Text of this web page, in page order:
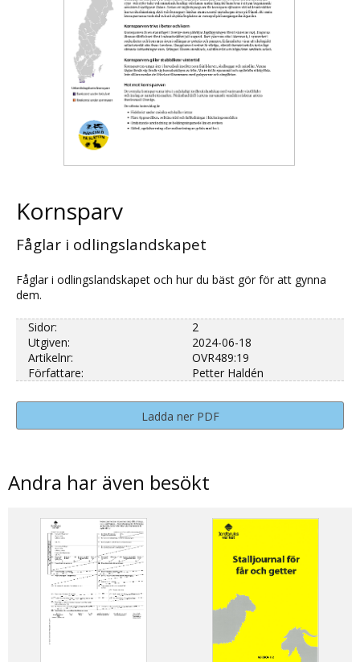
Kornsparv
Fåglar i odlingslandskapet
Fåglar i odlingslandskapet och hur du bäst gör för att gynna
dem.
Ladda ner PDF
Sidor:
2
Utgiven:
2024-06-18
Artikelnr:
OVR489:19
Författare:
Petter Haldén
Andra har även besökt